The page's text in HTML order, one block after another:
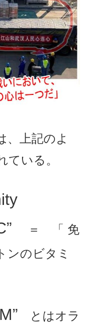
、上記のよ
ている。
＝ 「 免
ンのビタミ
とはオラ